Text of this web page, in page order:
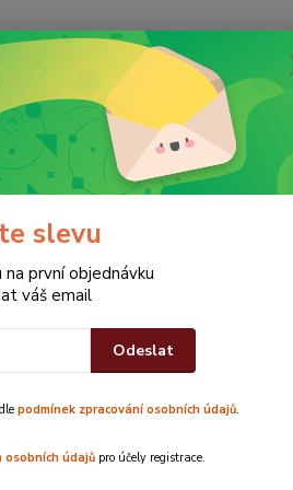
slevu
první objednávku
váš email
Odeslat
podmínek zpracování osobních údajů.
osobních údajů pro účely registrace.